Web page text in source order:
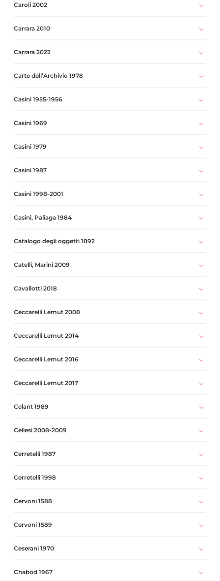
Caroli 2002
Carrara 2010
Carrara 2022
Carte dell’Archivio 1978
Casini 1955-1956
Casini 1969
Casini 1979
Casini 1987
Casini 1998-2001
Casini, Paliaga 1984
Catalogo degli oggetti 1892
Catelli, Marini 2009
Cavallotti 2018
Ceccarelli Lemut 2008
Ceccarelli Lemut 2014
Ceccarelli Lemut 2016
Ceccarelli Lemut 2017
Celant 1989
Cellesi 2008-2009
Cerretelli 1987
Cerretelli 1998
Cervoni 1588
Cervoni 1589
Ceserani 1970
Chabod 1967